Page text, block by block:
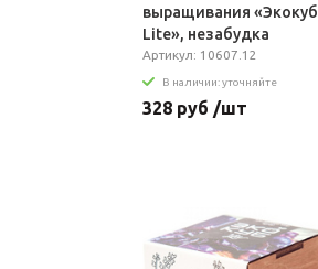
выращивания «Экокуб
Lite», незабудка
Артикул: 10607.12
В наличии: уточняйте
328 руб /шт